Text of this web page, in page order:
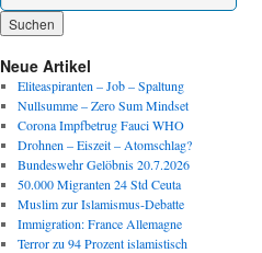
Neue Artikel
Eliteaspiranten – Job – Spaltung
Nullsumme – Zero Sum Mindset
Corona Impfbetrug Fauci WHO
Drohnen – Eiszeit – Atomschlag?
Bundeswehr Gelöbnis 20.7.2026
50.000 Migranten 24 Std Ceuta
Muslim zur Islamismus-Debatte
Immigration: France Allemagne
Terror zu 94 Prozent islamistisch